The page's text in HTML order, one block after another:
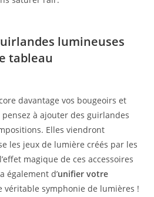
lumineuses
tableau
davantage vos bougeoirs et
pensez à ajouter des guirlandes
Elles viendront
les jeux de lumière créés par les
magique de ces accessoires
également d’unifier votre
véritable symphonie de lumières !